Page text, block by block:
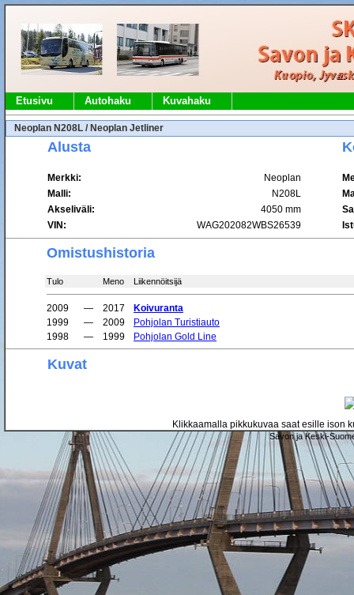
Etusivu Autohaku Kuvahaku
Neoplan N208L / Neoplan Jetliner
Alusta
Merkki: Neoplan
Malli:
N208L
Akseliväli:
4050 mm
VIN:
WAG202082WBS26539
Omistushistoria
Tulo Meno Liikennöitsijä
2009 — 2017
Koivuranta
1999
— 2009
Pohjolan Turistiauto
1998
— 1999 Pohjolan Gold Line
Kuvat
Klikkaamalla pikkukuvaa saat esille ison
Savon ja Keski-